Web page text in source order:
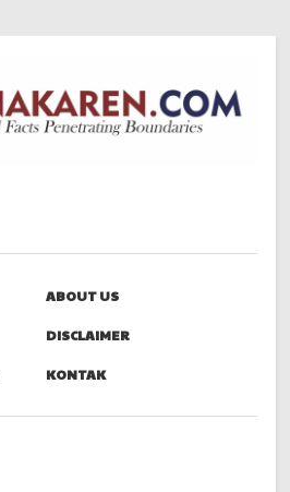
ABOUT US
DISCLAIMER
KONTAK